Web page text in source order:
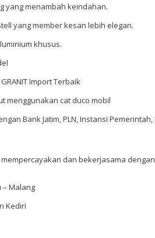
yang menambah keindahan.
yang member kesan lebih elegan.
khusus.
Import Terbaik
menggunakan cat duco mobil
Bank Jatim, PLN, Instansi
dan bekerjasama
– Malang
Kediri